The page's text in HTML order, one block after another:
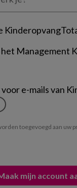
Management
e-mails van
toegevoegd aan uw